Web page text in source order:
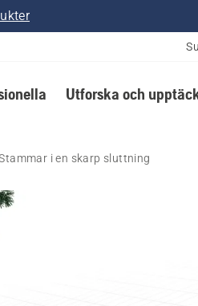
Utforska och
i en skarp sluttning